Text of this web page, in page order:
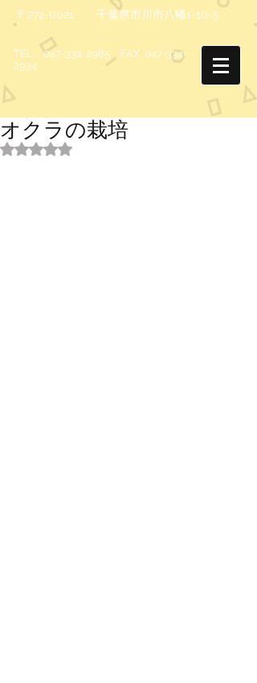
〒272-0021 千葉県市川市八幡1-10-5
TEL 047-334-2985 FAX 047-334-
2934
オクラの栽培
5つ星のうちNaNと評価されています。